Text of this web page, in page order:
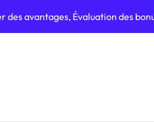
de bonus, Efficacité des
Fréquence de réclamation,